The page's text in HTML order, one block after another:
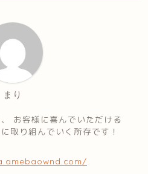
まり
お客様に喜んでいただける
取り組んでいく所存です！